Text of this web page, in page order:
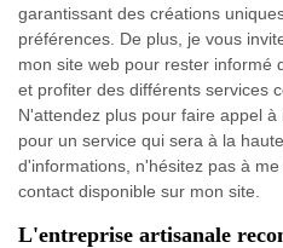
garantissant des créations
préférences. De plus, je vous
mon site web pour rester informé
et profiter des différents services
N'attendez plus pour faire appel à
pour un service qui sera à la
d'informations, n'hésitez pas à
contact disponible sur mon site.
L'entreprise artisanale